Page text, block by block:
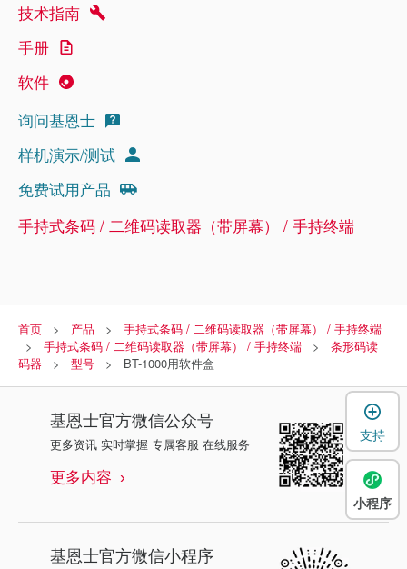
技术指南
手册
软件
询问基恩士
样机演示/测试
免费试用产品
手持式条码 / 二维码读取器（带屏幕） / 手持终端
首页 产品
手持式条码 / 二维码读取器（带屏幕） / 手持终端
手持式条码 / 二维码读取器（带屏幕） / 手持终端
条形码读
码器
型号 BT-1000用软件盒
基恩士官方微信公众号
更多资讯 实时掌握 专属客服 在线服务
更多内容
基恩士官方微信小程序
支持
小程序